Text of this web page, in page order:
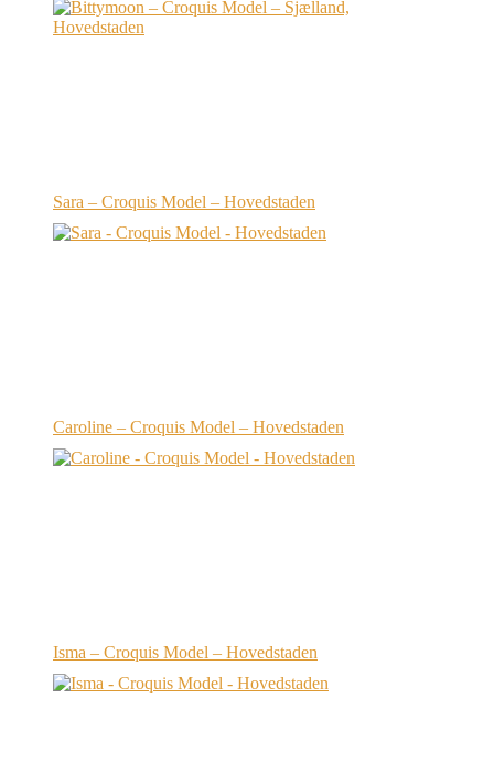
Sara – Croquis Model – Hovedstaden
Caroline – Croquis Model – Hovedstaden
Isma – Croquis Model – Hovedstaden